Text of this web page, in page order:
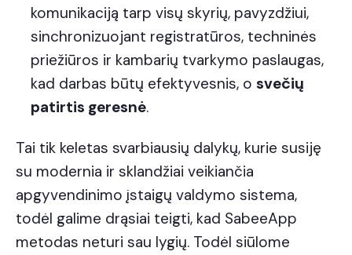
komunikaciją tarp visų skyrių, pavyzdžiui,
sinchronizuojant registratūros, techninės
priežiūros ir kambarių tvarkymo paslaugas,
kad darbas būtų efektyvesnis, o svečių
patirtis geresnė.
Tai tik keletas svarbiausių dalykų, kurie susiję
su modernia ir sklandžiai veikiančia
apgyvendinimo įstaigų valdymo sistema,
todėl galime drąsiai teigti, kad SabeeApp
metodas neturi sau lygių. Todėl siūlome